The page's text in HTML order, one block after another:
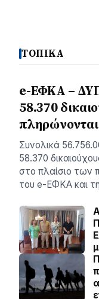
ΤΟΠΙΚΑ
e-ΕΦΚΑ –
58.370
Συνολικά
58.370
στο πλαίσιο των
του e-ΕΦΚΑ και